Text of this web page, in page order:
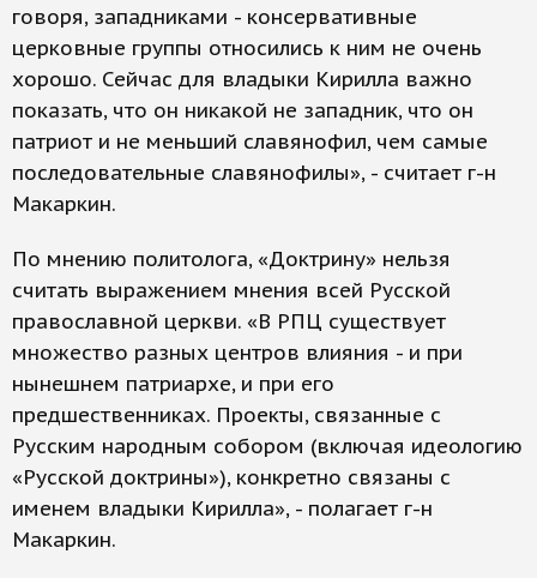
говоря, западниками - консервативные
церковные группы относились к ним не очень
хорошо. Сейчас для владыки Кирилла важно
показать, что он никакой не западник, что он
патриот и не меньший славянофил, чем самые
последовательные славянофилы», - считает г-н
Макаркин.
По мнению политолога, «Доктрину» нельзя
считать выражением мнения всей Русской
православной церкви. «В РПЦ существует
множество разных центров влияния - и при
нынешнем патриархе, и при его
предшественниках. Проекты, связанные с
Русским народным собором (включая идеологию
«Русской доктрины»), конкретно связаны с
именем владыки Кирилла», - полагает г-н
Макаркин.